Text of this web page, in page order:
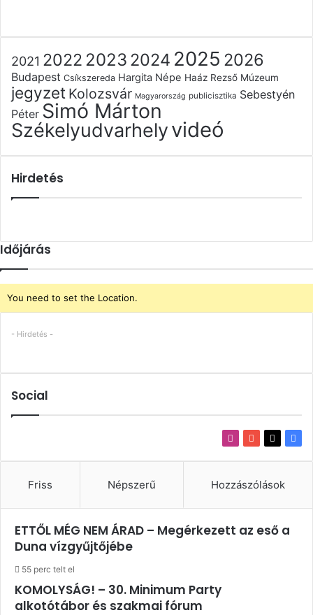
2021 2022 2023 2024 2025 2026
Budapest Csíkszereda Hargita Népe Haáz Rezső Múzeum
jegyzet Kolozsvár Magyarország publicisztika Sebestyén
Péter Simó Márton
Székelyudvarhelyvideó
Hirdetés
Időjárás
You need to set the Location.
- Hirdetés -
Social
YouTube
Instagram
Friss Népszerű Hozzászólások
ETTŐL MÉG NEM ÁRAD – Megérkezett az eső a
Duna vízgyűjtőjébe
55 perc telt el
KOMOLYSÁG! – 30. Minimum Party
alkotótábor és szakmai fórum